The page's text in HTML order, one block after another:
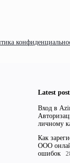
Latest
Вход в
личному
Как
ООО
ошибок